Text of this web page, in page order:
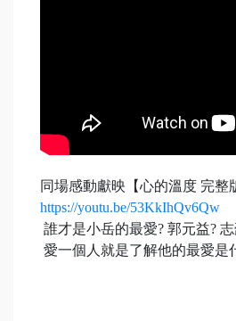
同場感動獻映【心的溫度 完整
https://youtu.be/53KkIhQv6Qw
誰才是小岳的最愛? 郭元益?
愛一個人就是了解他的最愛是